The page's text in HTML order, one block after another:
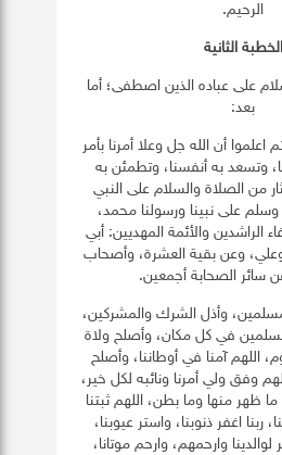
الرحيم.
‏الخطبة الثانية
على عباده الذين اصطفى؛ أما
بعد:
اعلموا أن الله جل وعلا أمرنا بأمر
وتسعد به أنفسنا، وتطمئن به
من الصلاة والسلام على النبي
وسلم على نبينا ورسولنا محمد،
الراشدين والأئمة المهديين: أبي
وعن بقية العشرة، وأصحاب
سائر الصحابة أجمعين.
وأذل الشرك والمشركين،
في كل مكان، وأصلح ولاة
اللهم آمنا في أوطاننا، وأصلح
وفق ولي أمرنا ونائبه لكل خير،
ما ظهر منها وما بطن، اللهم ثبتنا
اغفر ذنوبنا، واستر عيوبنا،
لوالدينا وارحمهم، وارحم موتانا،